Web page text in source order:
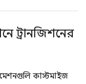
ট্রানজিশনের
কাস্টমাইজ